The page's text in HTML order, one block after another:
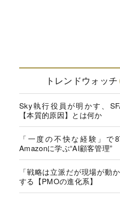
トレンドウォッチ
Sky執行役員が明かす、
【本質的原因】とは何か
「一度の不快な経験」
Amazonに学ぶ“AI顧客管理”
「戦略は立派だが現場が動
する【PMOの進化系】